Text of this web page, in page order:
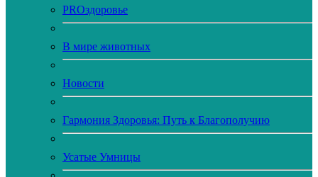
PROздоровье
В мире животных
Новости
Гармония Здоровья: Путь к Благополучию
Усатые Умницы